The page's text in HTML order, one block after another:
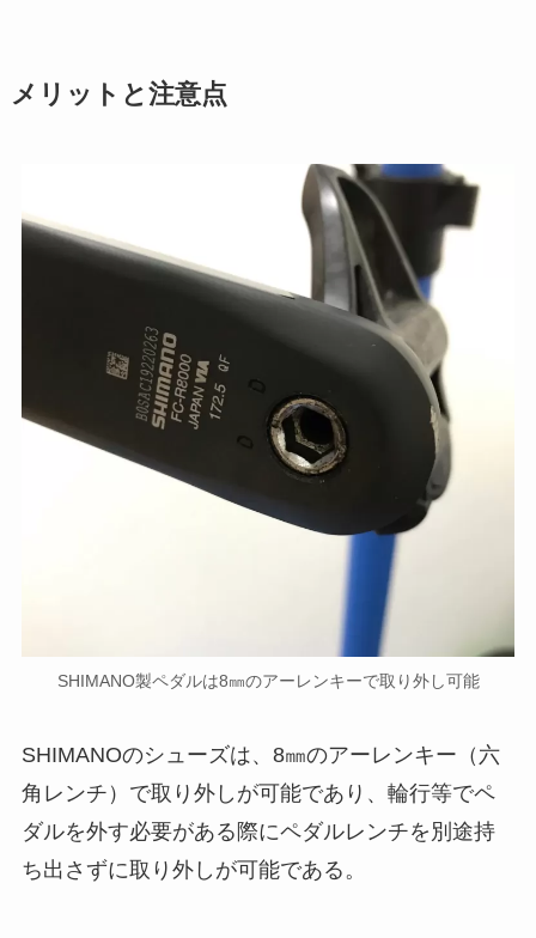
メリットと注意点
SHIMANO製ペダルは8㎜のアーレンキーで取り外し可能
SHIMANOのシューズは、8㎜のアーレンキー（六
角レンチ）で取り外しが可能であり、輪行等でペ
ダルを外す必要がある際にペダルレンチを別途持
ち出さずに取り外しが可能である。